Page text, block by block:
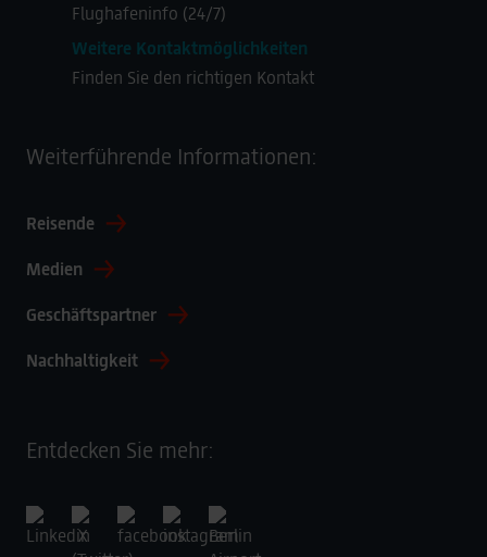
Flughafeninfo (24/7)
Weitere Kontaktmöglichkeiten
Finden Sie den richtigen Kontakt
Weiterführende Informationen:
Reisende
Medien
Geschäftspartner
Nachhaltigkeit
Entdecken Sie mehr: